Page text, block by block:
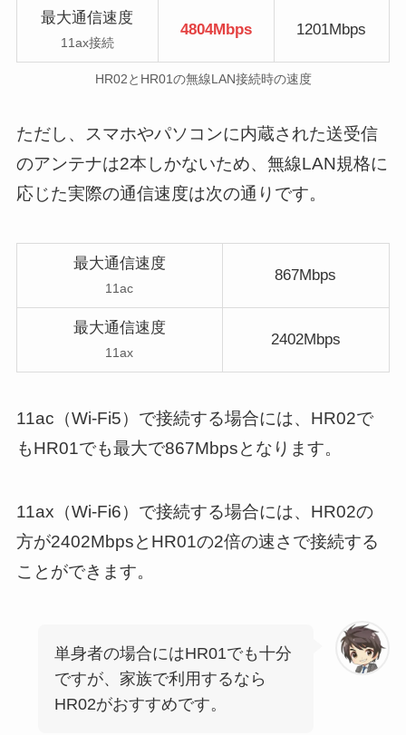
最大通信速度
11ax接続
4804Mbps 1201Mbps
HR02とHR01の無線LAN接続時の速度
ただし、スマホやパソコンに内蔵された送受信
のアンテナは2本しかないため、無線LAN規格に
応じた実際の通信速度は次の通りです。
最大通信速度
11ac
867Mbps
最大通信速度
11ax
2402Mbps
11ac（Wi-Fi5）で接続する場合には、HR02で
もHR01でも最大で867Mbpsとなります。
11ax（Wi-Fi6）で接続する場合には、HR02の
方が2402MbpsとHR01の2倍の速さで接続する
ことができます。
単身者の場合にはHR01でも十分
ですが、家族で利用するなら
HR02がおすすめです。